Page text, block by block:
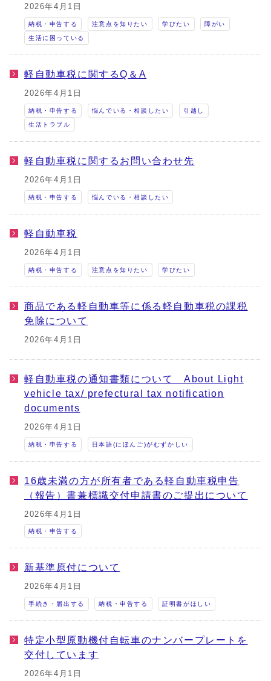
2026年4月1日
納税・申告する 注意点を知りたい 学びたい 障がい
生活に困っている
軽自動車税に関するQ＆A
2026年4月1日
納税・申告する 悩んでいる・相談したい 引越し
生活トラブル
軽自動車税に関するお問い合わせ先
2026年4月1日
納税・申告する 悩んでいる・相談したい
軽自動車税
2026年4月1日
納税・申告する 注意点を知りたい 学びたい
商品である軽自動車等に係る軽自動車税の課税
免除について
2026年4月1日
軽自動車税の通知書類について About Light
vehicle tax/ prefectural tax notification
documents
2026年4月1日
納税・申告する 日本語(にほんご)がむずかしい
16歳未満の方が所有者である軽自動車税申告
（報告）書兼標識交付申請書のご提出について
2026年4月1日
納税・申告する
新基準原付について
2026年4月1日
手続き・届出する 納税・申告する 証明書がほしい
特定小型原動機付自転車のナンバープレートを
交付しています
2026年4月1日